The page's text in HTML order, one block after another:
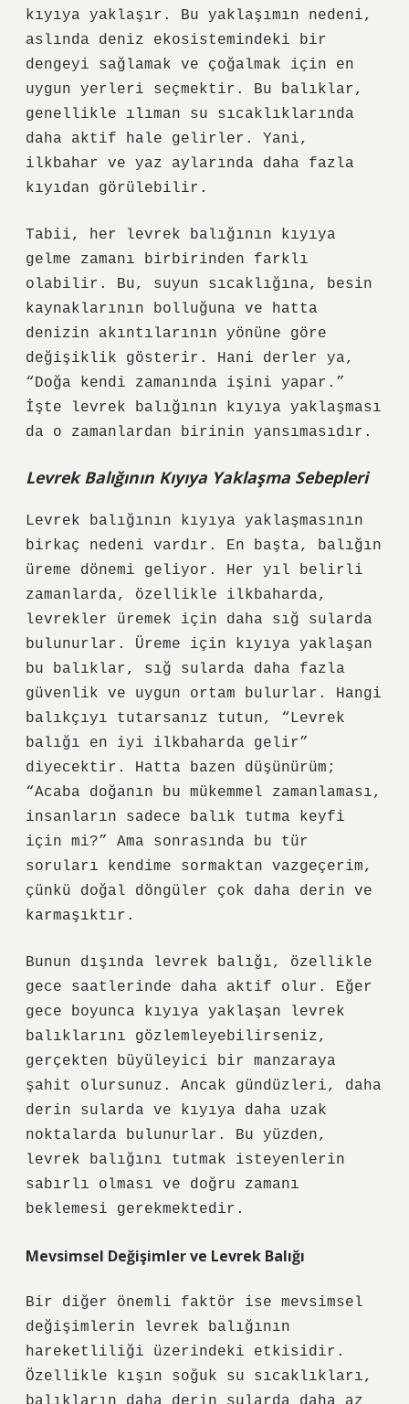
kıyıya yaklaşır. Bu yaklaşımın nedeni,
aslında deniz ekosistemindeki bir
dengeyi sağlamak ve çoğalmak için en
uygun yerleri seçmektir. Bu balıklar,
genellikle ılıman su sıcaklıklarında
daha aktif hale gelirler. Yani,
ilkbahar ve yaz aylarında daha fazla
kıyıdan görülebilir.
Tabii, her levrek balığının kıyıya
gelme zamanı birbirinden farklı
olabilir. Bu, suyun sıcaklığına, besin
kaynaklarının bolluğuna ve hatta
denizin akıntılarının yönüne göre
değişiklik gösterir. Hani derler ya,
“Doğa kendi zamanında işini yapar.”
İşte levrek balığının kıyıya yaklaşması
da o zamanlardan birinin yansımasıdır.
Levrek Balığının Kıyıya Yaklaşma Sebepleri
Levrek balığının kıyıya yaklaşmasının
birkaç nedeni vardır. En başta, balığın
üreme dönemi geliyor. Her yıl belirli
zamanlarda, özellikle ilkbaharda,
levrekler üremek için daha sığ sularda
bulunurlar. Üreme için kıyıya yaklaşan
bu balıklar, sığ sularda daha fazla
güvenlik ve uygun ortam bulurlar. Hangi
balıkçıyı tutarsanız tutun, “Levrek
balığı en iyi ilkbaharda gelir”
diyecektir. Hatta bazen düşünürüm;
“Acaba doğanın bu mükemmel zamanlaması,
insanların sadece balık tutma keyfi
için mi?” Ama sonrasında bu tür
soruları kendime sormaktan vazgeçerim,
çünkü doğal döngüler çok daha derin ve
karmaşıktır.
Bunun dışında levrek balığı, özellikle
gece saatlerinde daha aktif olur. Eğer
gece boyunca kıyıya yaklaşan levrek
balıklarını gözlemleyebilirseniz,
gerçekten büyüleyici bir manzaraya
şahit olursunuz. Ancak gündüzleri, daha
derin sularda ve kıyıya daha uzak
noktalarda bulunurlar. Bu yüzden,
levrek balığını tutmak isteyenlerin
sabırlı olması ve doğru zamanı
beklemesi gerekmektedir.
Mevsimsel Değişimler ve Levrek Balığı
Bir diğer önemli faktör ise mevsimsel
değişimlerin levrek balığının
hareketliliği üzerindeki etkisidir.
Özellikle kışın soğuk su sıcaklıkları,